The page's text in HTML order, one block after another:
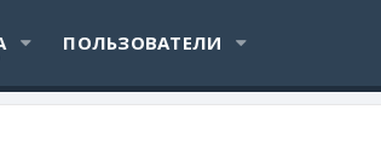
ПОЛЬЗОВАТЕЛИ